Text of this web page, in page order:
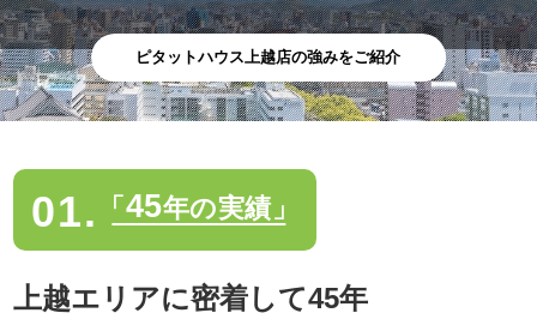
ピタットハウス上越店の強みをご紹介
01. 「 45年の実績」
上越エリアに密着して45年